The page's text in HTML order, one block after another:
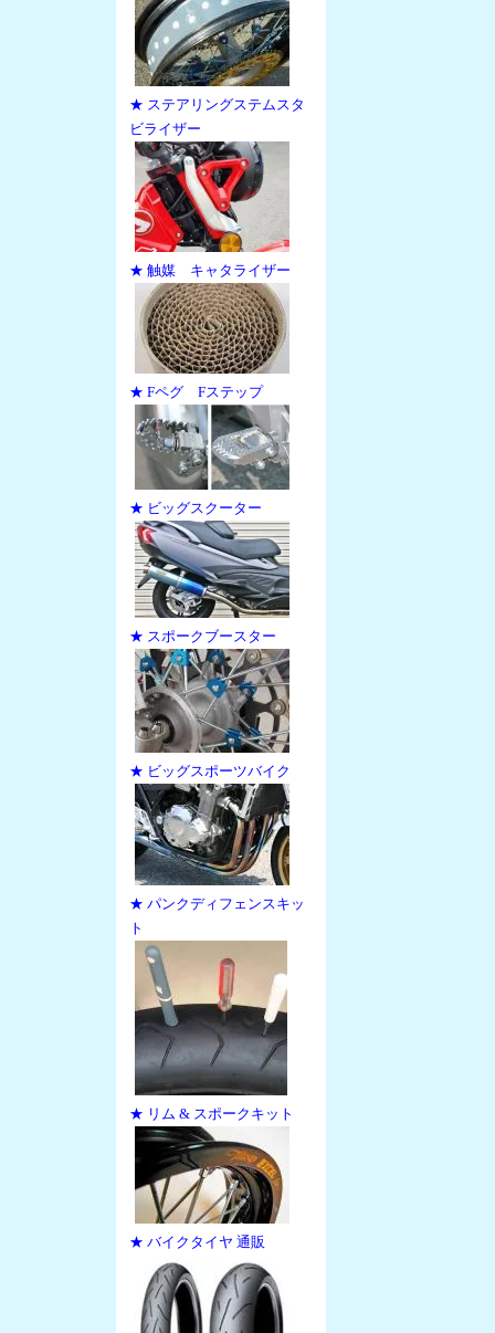
★ ステアリングステムスタ
ビライザー
★ 触媒 キャタライザー
★ Fペグ Fステップ
★ ビッグスクーター
★ スポークブースター
★ ビッグスポーツバイク
★ パンクディフェンスキッ
ト
★ リム & スポークキット
★ バイクタイヤ 通販